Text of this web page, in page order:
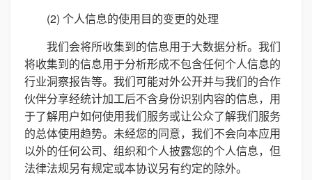
(2) 个人信息的使用目的变更的处理
我们会将所收集到的信息用于大数据分析。我们
将收集到的信息用于分析形成不包含任何个人信息的
行业洞察报告等。我们可能对外公开并与我们的合作
伙伴分享经统计加工后不含身份识别内容的信息，用
于了解用户如何使用我们服务或让公众了解我们服务
的总体使用趋势。未经您的同意，我们不会向本应用
以外的任何公司、组织和个人披露您的个人信息，但
法律法规另有规定或本协议另有约定的除外。